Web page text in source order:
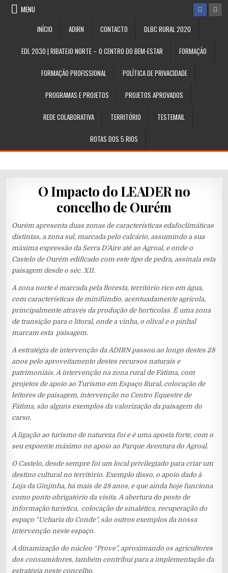
Skip
MENU
INÍCIO
ADIRN CONTACTO DLBC RURAL 2020
EDL 2030 | RIBATEJO NORTE – O CENTRO DO BEM-ESTAR FORMAÇÃO
FORMAÇÃO PROFISSIONAL POLÍTICA DE PRIVACIDADE
PROGRAMAS E PROJETOS PROJETOS APROVADOS
REDE COLABORATIVA TERRITÓRIO TESTEMAIL
ROTAS DOS 5 RIOS
O Impacto do LEADER no
concelho de Ourém
Ourém apresenta duas zonas de características edafoclimáticas
distintas, a zona sul, marcada pelo calcário, assumindo a sua
máxima expressão da Serra D’Aire até ao Agroal, e onde o
Castelo de Ourém edificado com este tipo de pedra, assinala esta
paisagem desde o séc. XII.
A zona norte é marcada pela floresta, território rico em água,
com características de minifúndio, acentuadamente agrícola,
principalmente através da produção de hortícolas. É uma zona
de transição para o litoral, onde a vinha, o olival e o pinhal
marcam esta paisagem.
A estratégia de intervenção da ADIRN passou ao longo destes 28
anos pelo aproveitamento destes recursos naturais e
patrimoniais. A intervenção na zona rural de Fátima, com
projetos de apoio ao Turismo em Espaço Rural, colocação de
leitores de paisagem, intervenção no Centro Equestre de
Fátima, são alguns exemplos da valorização da paisagem do
carso.
A ligação ao turismo de natureza foi e é uma aposta forte, com o
seu expoente máximo no apoio ao Parque Aventura do Agroal.
O Castelo, desde sempre foi um local privilegiado para criar um
destino cultural no território. Exemplo disso, o apoio dado à
Loja da Ginjinha, há mais de 28 anos, e que ainda hoje funciona
como ponto obrigatório da visita. A abertura do posto de
informação turística, colocação de sinalética, recuperação do
espaço “Ucharia do Conde”, são outros exemplos da nossa
intervenção neste espaço.
A dinamização do núcleo “Prove”, aproximando os agricultores
dos consumidores, também contribui para a implementação da
estratégia neste concelho.